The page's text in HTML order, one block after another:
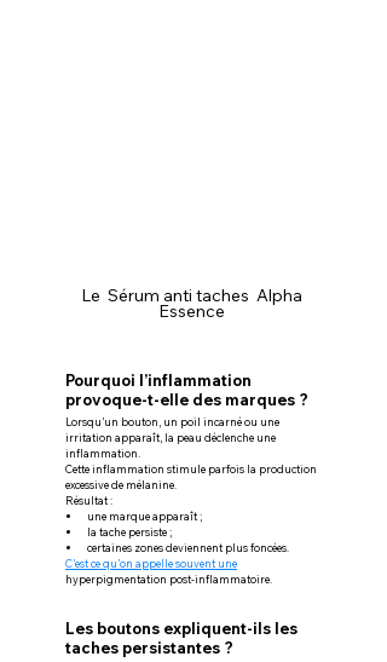
Le  Sérum anti taches  Alpha
Essence
Pourquoi l’inflammation
provoque-t-elle des marques ?
Lorsqu’un bouton, un poil incarné ou une
irritation apparaît, la peau déclenche une
inflammation.
Cette inflammation stimule parfois la production
excessive de mélanine.
Résultat :
une marque apparaît ;
la tache persiste ;
certaines zones deviennent plus foncées.
C’est ce qu’on appelle souvent une
hyperpigmentation post-inflammatoire.
Les boutons expliquent-ils les
taches persistantes ?